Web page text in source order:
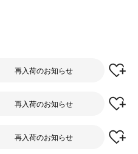
再入荷のお知らせ
再入荷のお知らせ
再入荷のお知らせ